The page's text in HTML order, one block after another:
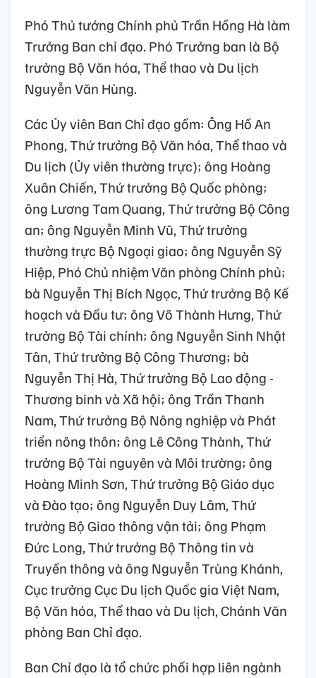
Phó Thủ tướng Chính phủ Trần Hồng Hà làm
Trưởng Ban chỉ đạo. Phó Trưởng ban là Bộ
trưởng Bộ Văn hóa, Thể thao và Du lịch
Nguyễn Văn Hùng.
Các Ủy viên Ban Chỉ đạo gồm: Ông Hồ An
Phong, Thứ trưởng Bộ Văn hóa, Thể thao và
Du lịch (Ủy viên thường trực); ông Hoàng
Xuân Chiến, Thứ trưởng Bộ Quốc phòng;
ông Lương Tam Quang, Thứ trưởng Bộ Công
an; ông Nguyễn Minh Vũ, Thứ trưởng
thường trực Bộ Ngoại giao; ông Nguyễn Sỹ
Hiệp, Phó Chủ nhiệm Văn phòng Chính phủ;
bà Nguyễn Thị Bích Ngọc, Thứ trưởng Bộ Kế
hoạch và Đầu tư; ông Võ Thành Hưng, Thứ
trưởng Bộ Tài chính; ông Nguyễn Sinh Nhật
Tân, Thứ trưởng Bộ Công Thương; bà
Nguyễn Thị Hà, Thứ trưởng Bộ Lao động -
Thương binh và Xã hội; ông Trần Thanh
Nam, Thứ trưởng Bộ Nông nghiệp và Phát
triển nông thôn; ông Lê Công Thành, Thứ
trưởng Bộ Tài nguyên và Môi trường; ông
Hoàng Minh Sơn, Thứ trưởng Bộ Giáo dục
và Đào tạo; ông Nguyễn Duy Lâm, Thứ
trưởng Bộ Giao thông vận tải; ông Phạm
Đức Long, Thứ trưởng Bộ Thông tin và
Truyền thông và ông Nguyễn Trùng Khánh,
Cục trưởng Cục Du lịch Quốc gia Việt Nam,
Bộ Văn hóa, Thể thao và Du lịch, Chánh Văn
phòng Ban Chỉ đạo.
Ban Chỉ đạo là tổ chức phối hợp liên ngành